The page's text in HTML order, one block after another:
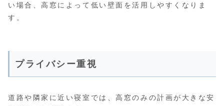
い場合、高窓によって低い壁面を活用しやすくなりま
す。
プライバシー重視
道路や隣家に近い寝室では、高窓のみの計画が大きな安